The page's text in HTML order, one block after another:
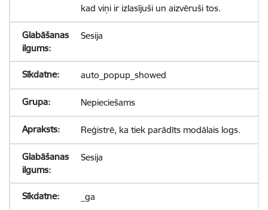
kad viņi ir izlasījuši un aizvēruši tos.
Sesija
auto_popup_showed
Nepieciešams
Reģistrē, ka tiek parādīts modālais logs.
Sesija
_ga